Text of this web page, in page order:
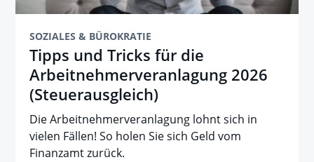
SOZIALES & BÜROKRATIE
Tipps und Tricks für die
Arbeitnehmer­veranlagung 2026
(Steuerausgleich)
Die Arbeitnehmerveranlagung lohnt sich in
vielen Fällen! So holen Sie sich Geld vom
Finanzamt zurück.